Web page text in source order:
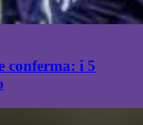
conferma: i 5